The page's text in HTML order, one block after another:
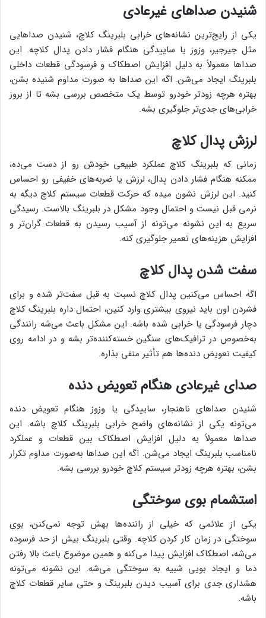
شنیدن صداهای غیرعادی
یکی از رایج‌ترین نشانه‌های خرابی بلبرینگ کلاچ، شنیدن صداهایی
مثل جیرجیر، وزوز یا ساییدگی هنگام فشار دادن پدال کلاچه. این
صداها معمولاً به دلیل افزایش اصطکاک و فرسودگی قطعات داخلی
بلبرینگ ایجاد می‌شن. اگه این صداها به صورت مداوم شنیده بشن،
بهتره هرچه زودتر خودرو توسط یک متخصص بررسی بشه تا از بروز
خرابی‌های جدی‌تر جلوگیری بشه.
لرزش پدال کلاچ
زمانی که بلبرینگ کلاچ عملکرد طبیعی خودش رو از دست می‌ده،
ممکنه هنگام فشار دادن پدال، لرزش یا ضربه‌های خفیفی رو احساس
کنید. این لرزش نشون میده که حرکت قطعات سیستم کلاچ دیگه به
نرمی قبل نیست و احتمال وجود مشکل در بلبرینگ بالاست. رسیدگی
سریع به این نشونه می‌تونه از آسیب رسیدن به قطعات گران‌تر و
افزایش هزینه‌های تعمیر جلوگیری کنه.
سفت شدن پدال کلاچ
اگه احساس می‌کنین پدال کلاچ نسبت به قبل سفت‌تر شده و برای
فشردن اون باید نیروی بیشتری وارد کنین، احتمال داره بلبرینگ کلاچ
دچار فرسودگی یا خرابی شده باشه. این مشکل باعث می‌شه رانندگی
به‌خصوص در ترافیک‌های سنگین خسته‌کننده‌تر بشه و در ادامه روی
کیفیت تعویض دنده‌ها هم تأثیر منفی بذاره.
صدای غیرعادی هنگام تعویض دنده
شنیدن صداهای ناهنجار، ساییدگی یا وزوز هنگام تعویض دنده
می‌تونه یکی از نشانه‌های واضح خرابی بلبرینگ کلاچ باشه. این
صداها معمولاً به دلیل افزایش اصطکاک بین قطعات و عملکرد
نامناسب بلبرینگ ایجاد می‌شن. اگه این صداها به‌صورت مداوم تکرار
بشن، بهتره هرچه زودتر سیستم کلاچ خودرو بررسی بشه.
استشمام بوی سوختگی
یکی از علائمی که خیلی از راننده‌ها بهش توجه نمی‌کنن، بوی
سوختگی در زمان کار کردن کلاچه. وقتی بلبرینگ بیش از حد فرسوده
می‌شه، اصطکاک افزایش پیدا می‌کنه و همین موضوع باعث بالا رفتن
دما و ایجاد بویی شبیه به سوختگی می‌شه. این نشونه می‌تونه
هشداری جدی برای آسیب دیدن بلبرینگ و حتی سایر قطعات کلاچ
باشه.